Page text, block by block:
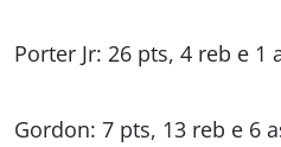
Porter Jr: 26 pts, 4 reb e 1
Gordon: 7 pts, 13 reb e 6